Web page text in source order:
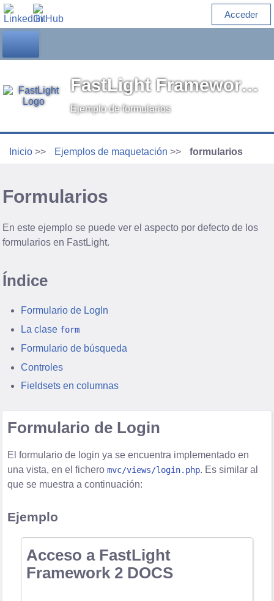
Acceder
FastLight Framework 2 DOCS
Ejemplo de formularios
Inicio Ejemplos de maquetación formularios
Formularios
En este ejemplo se puede ver el aspecto por defecto de los
formularios en FastLight.
Índice
Formulario de LogIn
La clase form
Formulario de búsqueda
Controles
Fieldsets en columnas
Formulario de Login
El formulario de login ya se encuentra implementado en
una vista, en el ficheromvc/views/login.php. Es similar al
que se muestra a continuación:
Ejemplo
Acceso a FastLight
Framework 2 DOCS